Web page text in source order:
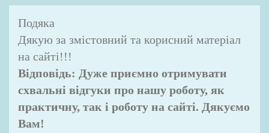
Подяка
Дякую за змістовний та корисний матеріал
на сайті!!!
Відповідь: Дуже приємно отримувати
схвальні відгуки про нашу роботу, як
практичну, так і роботу на сайті. Дякуємо
Вам!